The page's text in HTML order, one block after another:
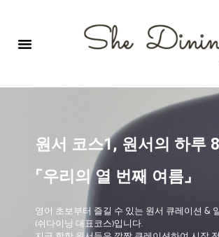
원서 코스1, 원서의 하루
⌜우리의 열 번째 여름⌟
영어 초보부터 즐길 수 있는 원서 큐레이션 &
(쉬다이닝 대표코스)입니다.